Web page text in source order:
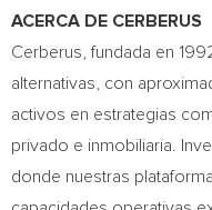
ACERCA DE CERBERUS
Cerberus, fundada en
alternativas, con
activos en estrategias
privado e inmobiliaria.
donde nuestras